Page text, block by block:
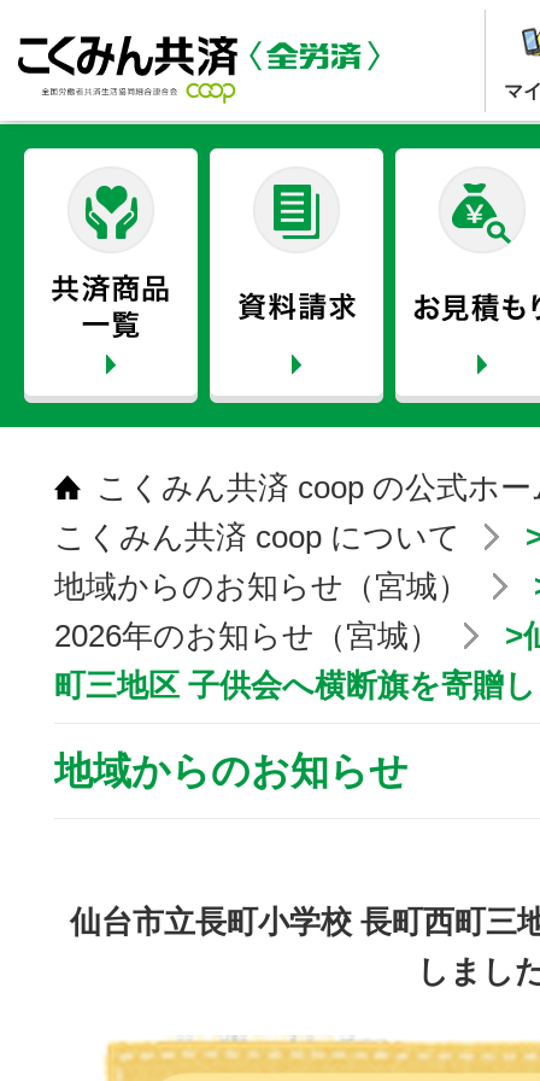
マ
こくみん共済 coop の公式ホ
こくみん共済 coop について
地域からのお知らせ（宮城）
2026年のお知らせ（宮城）
>
町三地区 子供会へ横断旗を寄贈
地域からのお知らせ
仙台市立長町小学校 長町西町三
しまし